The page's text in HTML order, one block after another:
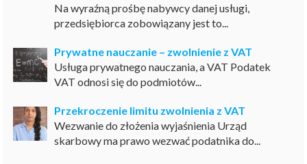
Na wyraźną prośbę nabywcy danej usługi,
przedsiębiorca zobowiązany jest to...
Prywatne nauczanie – zwolnienie z VAT
Usługa prywatnego nauczania, a VAT Podatek
VAT odnosi się do podmiotów...
Przekroczenie limitu zwolnienia z VAT
Wezwanie do złożenia wyjaśnienia Urząd
skarbowy ma prawo wezwać podatnika do...